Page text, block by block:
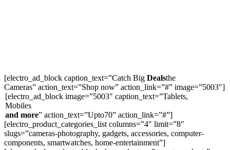
[electro_ad_block caption_text=”Catch Big Dealsthe
Cameras” action_text=”Shop now” action_link=”#” image=”5003″]
[electro_ad_block image=”5003″ caption_text=”Tablets,
Mobiles
and more” action_text=”Upto70” action_link=”#”]
[electro_product_categories_list columns=”4″ limit=”8″
slugs=”cameras-photography, gadgets, accessories, computer-
components, smartwatches, home-entertainment”]